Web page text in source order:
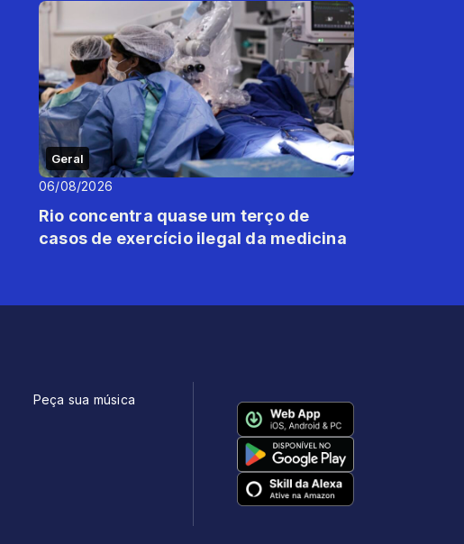
Geral
06/08/2026
Rio concentra quase um terço de
casos de exercício ilegal da medicina
Peça sua música